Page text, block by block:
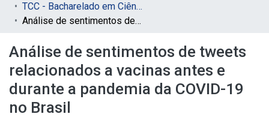
TCC - Bacharelado em Ciência da Computação (Sede)
Análise de sentimentos de tweets relacionados a vacinas antes e durante a pandemia da COVID-19 no Brasil
Análise de sentimentos de tweets
relacionados a vacinas antes e
durante a pandemia da COVID-19
no Brasil